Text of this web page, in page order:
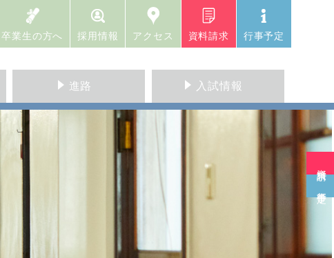
卒業生の方へ 採用情報 アクセス 資料請求 行事予定
進路 入試情報